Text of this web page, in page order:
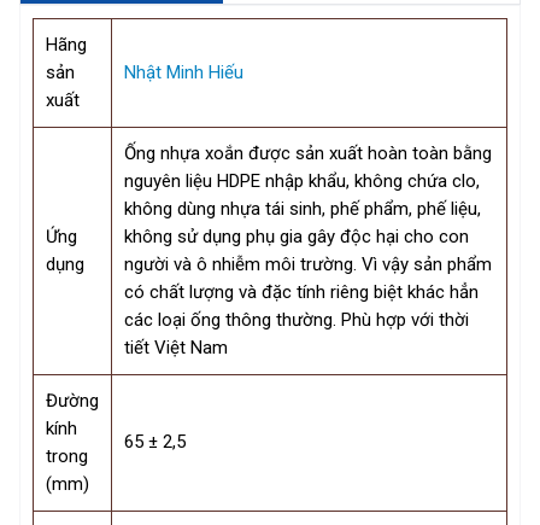
Hãng
sản
xuất
Nhật Minh Hiếu
Ứng
dụng
Ống nhựa xoắn được sản xuất hoàn toàn bằng
nguyên liệu HDPE nhập khẩu, không chứa clo,
không dùng nhựa tái sinh, phế phẩm, phế liệu,
không sử dụng phụ gia gây độc hại cho con
người và ô nhiễm môi trường. Vì vậy sản phẩm
có chất lượng và đặc tính riêng biệt khác hẳn
các loại ống thông thường. Phù hợp với thời
tiết Việt Nam
Đường
kính
trong
(mm)
65 ± 2,5